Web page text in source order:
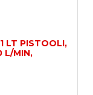
LT PISTOOLI,
L/MIN,